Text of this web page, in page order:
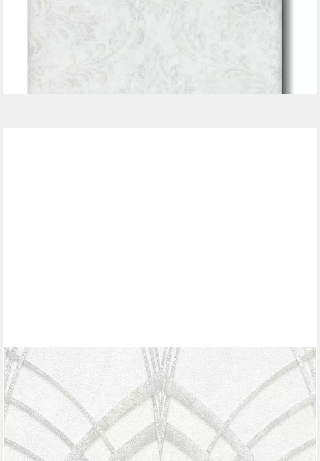
ab 16,96 € UVP
lieferbar - in 3-4 Werktagen bei dir
MARBURG
Vliestapete, ornamental, moderne Tapete für Wohnzimmer
Schlafzimmer Küche
30,90 €
UVP
56,95 €
(5,80 €/ 1 qm)
-46%
lieferbar - in 3-4 Werktagen bei dir